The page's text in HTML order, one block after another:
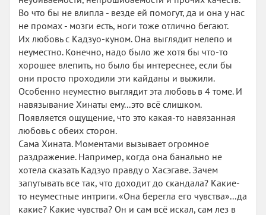
Во что бы не влипла - везде ей помогут, да и она у нас
не промах - мозги есть, ноги тоже отлично бегают.
Их любовь с Кадзуо-куном. Она выглядит нелепо и
неуместно. Конечно, надо было же хотя бы что-то
хорошее влепить, но было бы интереснее, если бы
они просто проходили эти кайданы и выжили.
Особенно неуместно выглядит эта любовь в 4 томе. И
навязывание Хинаты ему...это всё слишком.
Появляется ощущение, что это какая-то навязанная
любовь с обеих сторон.
Сама Хината. Моментами вызывает огромное
раздражение. Например, когда она банально не
хотела сказать Кадзуо правду о Хасэгаве. Зачем
запутывать все так, что доходит до скандала? Какие-
то неуместные интриги. «Она берегла его чувства»...да
какие? Какие чувства? Он и сам всё искал, сам лез в